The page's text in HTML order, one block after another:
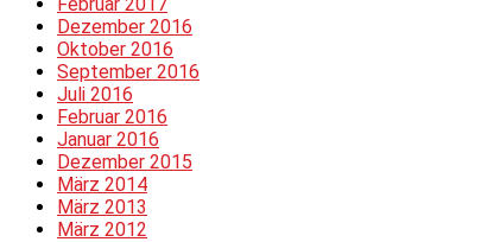
Dezember 2016
Oktober 2016
September 2016
Juli 2016
Februar 2016
Januar 2016
Dezember 2015
März 2014
März 2013
März 2012